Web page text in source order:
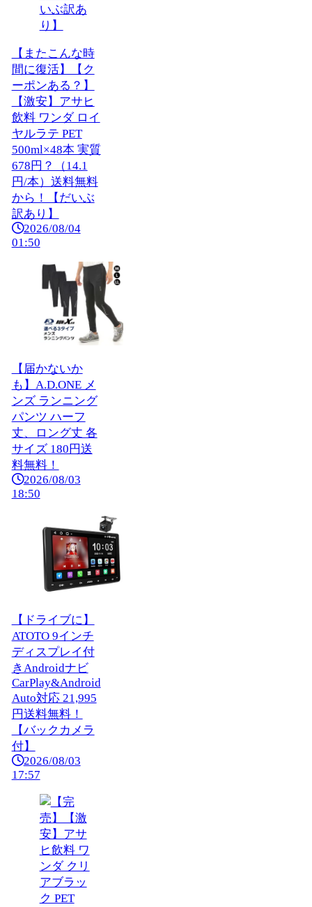
【またこんな時
間に復活】【ク
ーポンある？】
【激安】アサヒ
飲料 ワンダ ロイ
ヤルラテ PET
500ml×48本 実質
678円？（14.1
円/本）送料無料
から！【だいぶ
訳あり】
2026/08/04
01:50
【届かないか
も】A.D.ONE メ
ンズ ランニング
パンツ ハーフ
丈、ロング丈 各
サイズ 180円送
料無料！
2026/08/03
18:50
【ドライブに】
ATOTO 9インチ
ディスプレイ付
きAndroidナビ
CarPlay&Android
Auto対応 21,995
円送料無料！
【バックカメラ
付】
2026/08/03
17:57